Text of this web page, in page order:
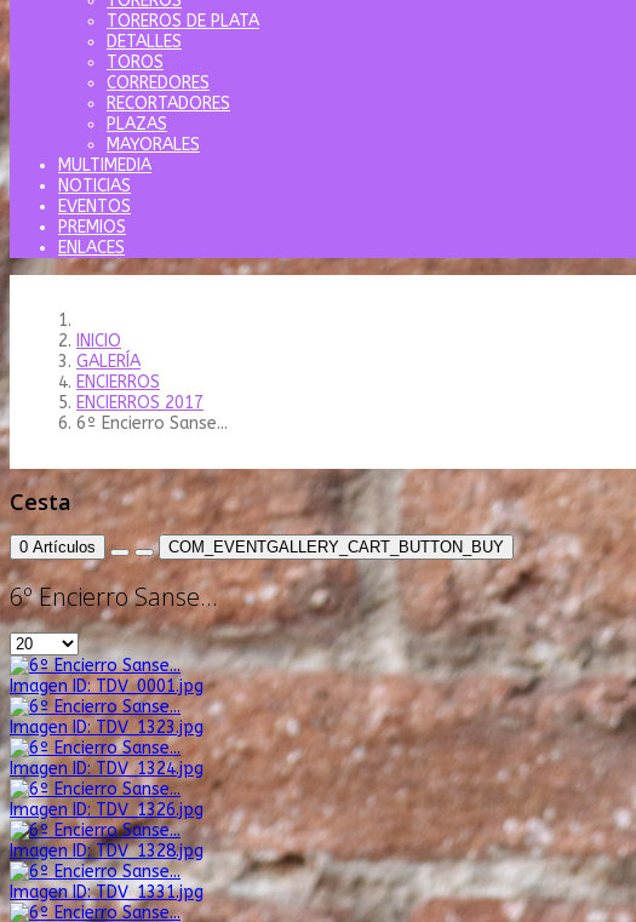
TOREROS DE PLATA
DETALLES
TOROS
CORREDORES
RECORTADORES
PLAZAS
MAYORALES
MULTIMEDIA
NOTICIAS
EVENTOS
PREMIOS
ENLACES
INICIO
GALERÍA
ENCIERROS
ENCIERROS 2017
6º Encierro Sanse...
Cesta
0 Artículos COM_EVENTGALLERY_CART_BUTTON_BUY
6º Encierro Sanse...
Imagen ID: TDV_0001.jpg
Imagen ID: TDV_1323.jpg
Imagen ID: TDV_1324.jpg
Imagen ID: TDV_1326.jpg
Imagen ID: TDV_1328.jpg
Imagen ID: TDV_1331.jpg